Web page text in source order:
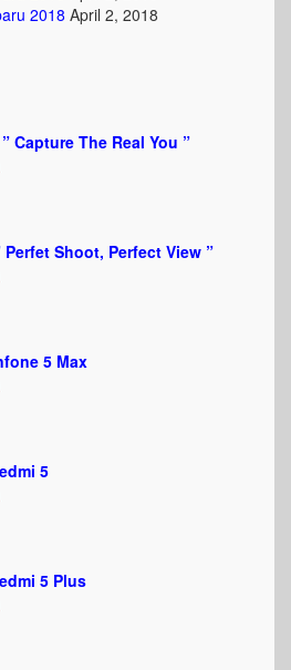
2018 April 2, 2018
Capture The Real You ”
Perfet Shoot, Perfect View ”
5 Max
5
5 Plus